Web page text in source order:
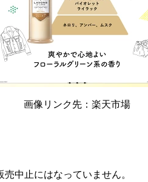
画像リンク先：楽天市場
中止にはなっていません。